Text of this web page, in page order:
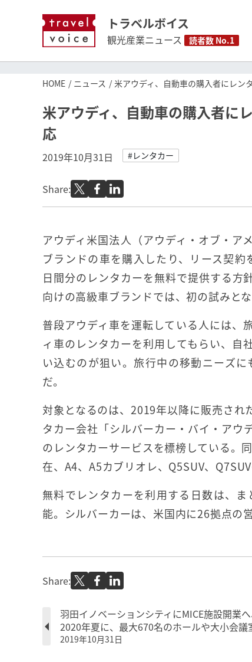
トラベルボイス
観光産業ニュース 読者数 No.1
HOME ニュース 米アウディ、自動車の購入者にレン
米アウディ、自動車の購入者に
応
2019年10月31日 #レンタカー
Share:
アウディ米国法人（アウディ・オブ・ア
ブランドの車を購入したり、リース契
日間分のレンタカーを無料で提供する方
向けの高級車ブランドでは、初の試みとな
普段アウディ車を運転している人には、
ィ車のレンタカーを利用してもらい、自
い込むのが狙い。旅行中の移動ニーズ
だ。
対象となるのは、2019年以降に販売され
タカー会社「シルバーカー・バイ・アウ
のレンタカーサービスを標榜している。
在、A4、A5カブリオレ、Q5SUV、
無料でレンタカーを利用する日数は、
能。シルバーカーは、米国内に26拠点の
Share:
羽田イノベーションシティにMICE施設開業へ
2020年夏に、最大670名のホールや大小会議
2019年10月31日